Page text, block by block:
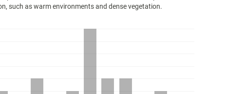
such as warm environments and dense vegetation.